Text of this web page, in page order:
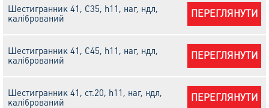
Шестигранник 41, С35, h11, наг, ндл,
калібрований
ПЕРЕГЛЯНУТИ
Шестигранник 41, С45, h11, наг, ндл,
калібрований
ПЕРЕГЛЯНУТИ
Шестигранник 41, ст.20, h11, наг, ндл,
калібрований
ПЕРЕГЛЯНУТИ